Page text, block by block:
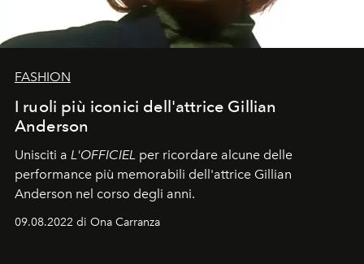
FASHION
I ruoli più iconici dell'attrice Gillian
Anderson
Unisciti a L'OFFICIEL per ricordare alcune delle
performance più memorabili dell'attrice Gillian
Anderson nel corso degli anni.
09.08.2022 di Ona Carranza